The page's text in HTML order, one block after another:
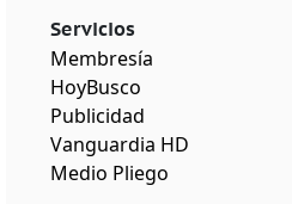
Servicios
Membresía
HoyBusco
Publicidad
Vanguardia HD
Medio Pliego